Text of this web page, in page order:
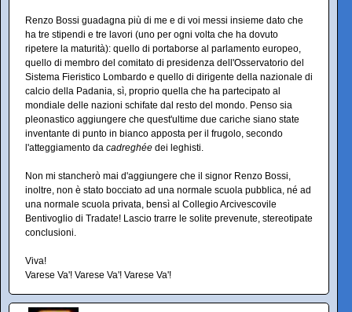
Renzo Bossi guadagna più di me e di voi messi insieme dato che
ha tre stipendi e tre lavori (uno per ogni volta che ha dovuto
ripetere la maturità): quello di portaborse al parlamento europeo,
quello di membro del comitato di presidenza dell'Osservatorio del
Sistema Fieristico Lombardo e quello di dirigente della nazionale di
calcio della Padania, sì, proprio quella che ha partecipato al
mondiale delle nazioni schifate dal resto del mondo. Penso sia
pleonastico aggiungere che quest'ultime due cariche siano state
inventante di punto in bianco apposta per il frugolo, secondo
l'atteggiamento da cadreghée dei leghisti.
Non mi stancherò mai d'aggiungere che il signor Renzo Bossi,
inoltre, non è stato bocciato ad una normale scuola pubblica, né ad
una normale scuola privata, bensì al Collegio Arcivescovile
Bentivoglio di Tradate! Lascio trarre le solite prevenute, stereotipate
conclusioni.
Viva!
Varese Va'! Varese Va'! Varese Va'!